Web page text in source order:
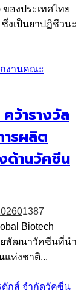
องประเทศไทย
งเป็นยาปฏิชีวนะ
งานคณะ
ว้ารางวัล
รผลิต
ด้านวัคซีน
01387
Biotech
ยพัฒนาวัคซีนที่นำ
แห่งชาติ...
กส์ จำกัดวัคซีน